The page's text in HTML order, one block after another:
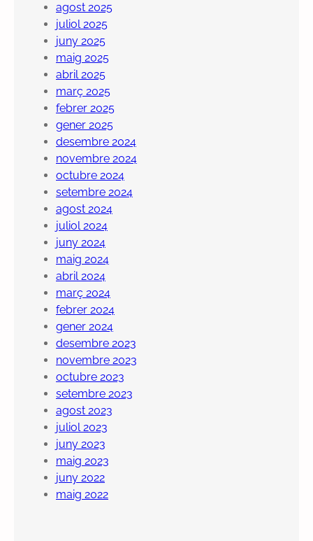
agost 2025
juliol 2025
juny 2025
maig 2025
abril 2025
març 2025
febrer 2025
gener 2025
desembre 2024
novembre 2024
octubre 2024
setembre 2024
agost 2024
juliol 2024
juny 2024
maig 2024
abril 2024
març 2024
febrer 2024
gener 2024
desembre 2023
novembre 2023
octubre 2023
setembre 2023
agost 2023
juliol 2023
juny 2023
maig 2023
juny 2022
maig 2022